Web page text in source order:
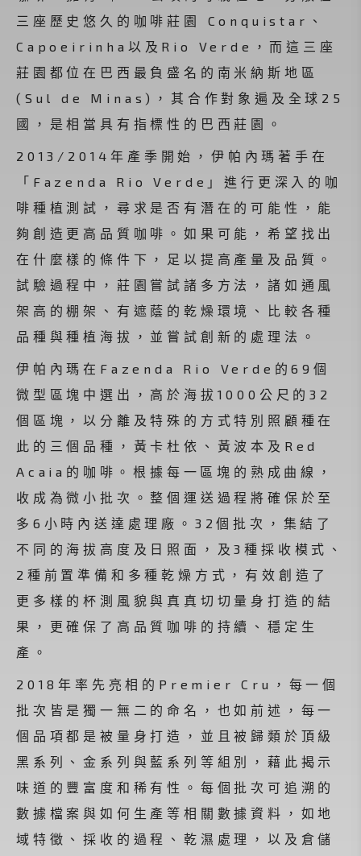
三座歷史悠久的咖啡莊園 Conquistar、
Capoeirinha以及Rio Verde，而這三座
莊園都位在巴西最負盛名的南米納斯地區
(Sul de Minas)，其合作對象遍及全球25
國，是相當具有指標性的巴西莊園。
2013/2014年產季開始，伊帕內瑪著手在
「Fazenda Rio Verde」進行更深入的咖
啡種植測試，尋求是否有潛在的可能性，能
夠創造更高品質咖啡。如果可能，希望找出
在什麼樣的條件下，足以提高產量及品質。
試驗過程中，莊園嘗試諸多方法，諸如通風
架高的棚架、有遮蔭的乾燥環境、比較各種
品種與種植海拔，並嘗試創新的處理法。
伊帕內瑪在Fazenda Rio Verde的69個
微型區塊中選出，高於海拔1000公尺的32
個區塊，以分離及特殊的方式特別照顧種在
此的三個品種，黃卡杜依、黃波本及Red
Acaia的咖啡。根據每一區塊的熟成曲線，
收成為微小批次。整個運送過程將確保於至
多6小時內送達處理廠。32個批次，集結了
不同的海拔高度及日照面，及3種採收模式、
2種前置準備和多種乾燥方式，有效創造了
更多樣的杯測風貌與真真切切量身打造的結
果，更確保了高品質咖啡的持續、穩定生
產。
2018年率先亮相的Premier Cru，每一個
批次皆是獨一無二的命名，也如前述，每一
個品項都是被量身打造，並且被歸類於頂級
黑系列、金系列與藍系列等組別，藉此揭示
味道的豐富度和稀有性。每個批次可追溯的
數據檔案與如何生產等相關數據資料，如地
域特徵、採收的過程、乾濕處理，以及倉儲